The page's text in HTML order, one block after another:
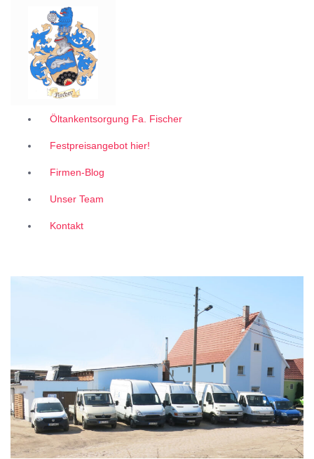
Garantiert zum 1A Festpreis
Öltankentsorgung Fa. Fischer
Festpreisangebot hier!
Firmen-Blog
Unser Team
Kontakt